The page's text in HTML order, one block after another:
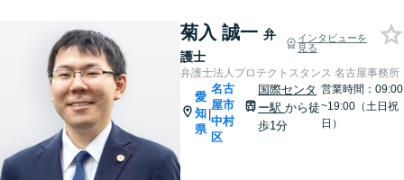
菊入 誠一 弁
護士
インタビューを
見る
弁護士法人プロテクトスタンス 名古屋事務所
愛
知
県
|
名古
屋市
中村
区
国際センタ
ー駅から徒
歩1分
営業時間：09:00
~19:00（土日祝
日）